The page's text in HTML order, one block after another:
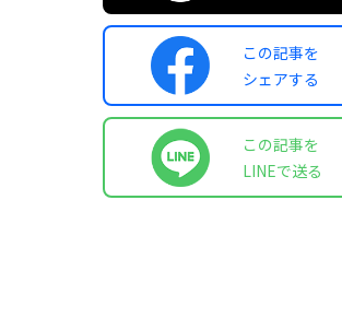
この記事を
シェアする
この記事を
LINEで送る